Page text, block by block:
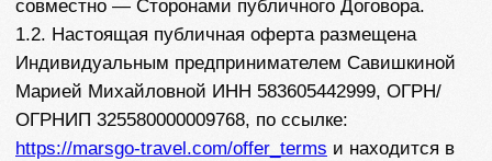
вытекает иное, следующие слова и выражения
будут иметь указанные ниже значения:
2.1. Оферта (в дальнейшем Договор/ Оферта/
Соглашение) - настоящий документ, предложение
заключить договор между Исполнителем и
Заказчиком на предоставление Услуг, который
заключается посредством Акцепта Оферты. Оферта